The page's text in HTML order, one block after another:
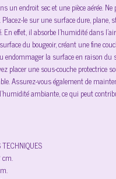
un endroit sec et une pièce aérée.
Placez-le sur une surface dure, plane,
En effet, il absorbe l'humidité dans
du bougeoir, créant une fine
endommager la surface en raison du
placer une sous-couche protectrice
Assurez-vous également de
ambiante, ce qui peut
TECHNIQUES
cm.